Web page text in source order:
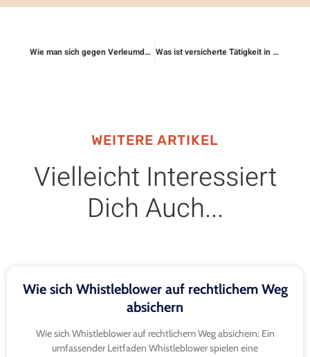
Wie man sich gegen Verleumdung durch Beamte wehrt Was ist versicherte Tätigkeit in der Rechtsschutzversicherung?
WEITERE ARTIKEL
Vielleicht Interessiert
Dich Auch...
Wie sich Whistleblower auf rechtlichem Weg
absichern
Wie sich Whistleblower auf rechtlichem Weg absichern: Ein
umfassender Leitfaden Whistleblower spielen eine